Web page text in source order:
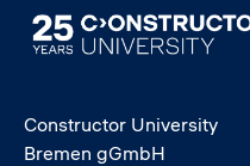
Image
Constructor University
Bremen gGmbH